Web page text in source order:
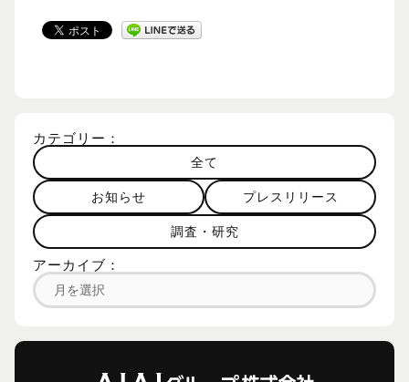
カテゴリー：
全て
お知らせ プレスリリース
調査・研究
アーカイブ：